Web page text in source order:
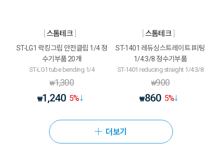
스톰테크
ST-LG1 락킹그립 안전클립 1/4 정
수기부품 20개
ST-LG1 tube bending 1/4
₩1,300
₩1,240 5%
스톰테크
ST-1401 레듀싱스트레이트 I피팅
1/4:3/8 정수기부품
ST-1401 reducing straight 1/4:3/8
₩900
₩860 5%
더보기